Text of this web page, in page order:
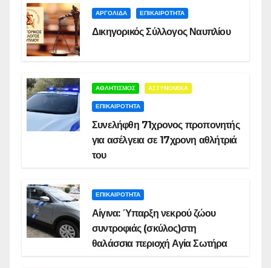
ΑΡΓΟΛΙΔΑ ΕΠΙΚΑΙΡΟΤΗΤΑ
Δικηγορικός Σύλλογος Ναυπλίου
ΑΘΛΗΤΙΣΜΟΣ ΑΣΤΥΝΟΜΙΚΑ
ΕΠΙΚΑΙΡΟΤΗΤΑ
Συνελήφθη 71χρονος προπονητής
για ασέλγεια σε 17χρονη αθλήτριά
του
ΕΠΙΚΑΙΡΟΤΗΤΑ
Αίγινα: Ύπαρξη νεκρού ζώου
συντροφιάς (σκύλος)στη
θαλάσσια περιοχή Αγία Σωτήρα